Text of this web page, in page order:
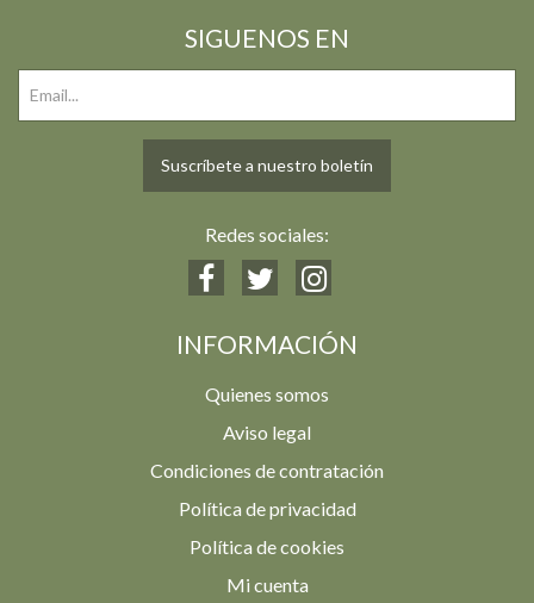
SIGUENOS EN
Suscríbete a nuestro boletín
Redes sociales:
INFORMACIÓN
Quienes somos
Aviso legal
Condiciones de contratación
Política de privacidad
Política de cookies
Mi cuenta